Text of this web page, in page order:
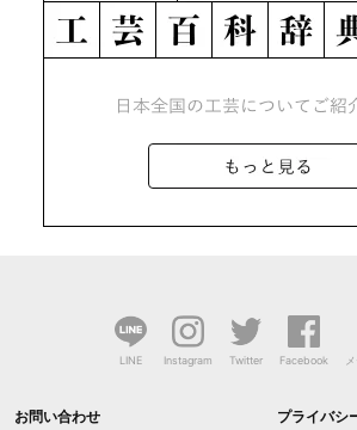
LINE Instagram Twitter Facebook
お問い合わせ プライバシ